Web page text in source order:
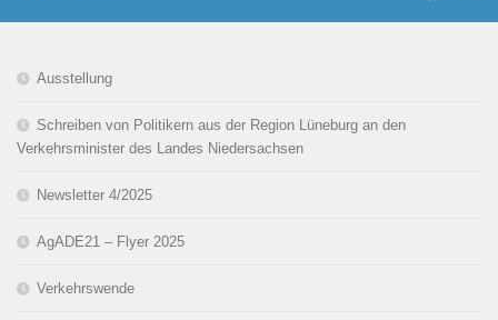
Ausstellung
Schreiben von Politikern aus der Region Lüneburg an den
Verkehrsminister des Landes Niedersachsen
Newsletter 4/2025
AgADE21 – Flyer 2025
Verkehrswende